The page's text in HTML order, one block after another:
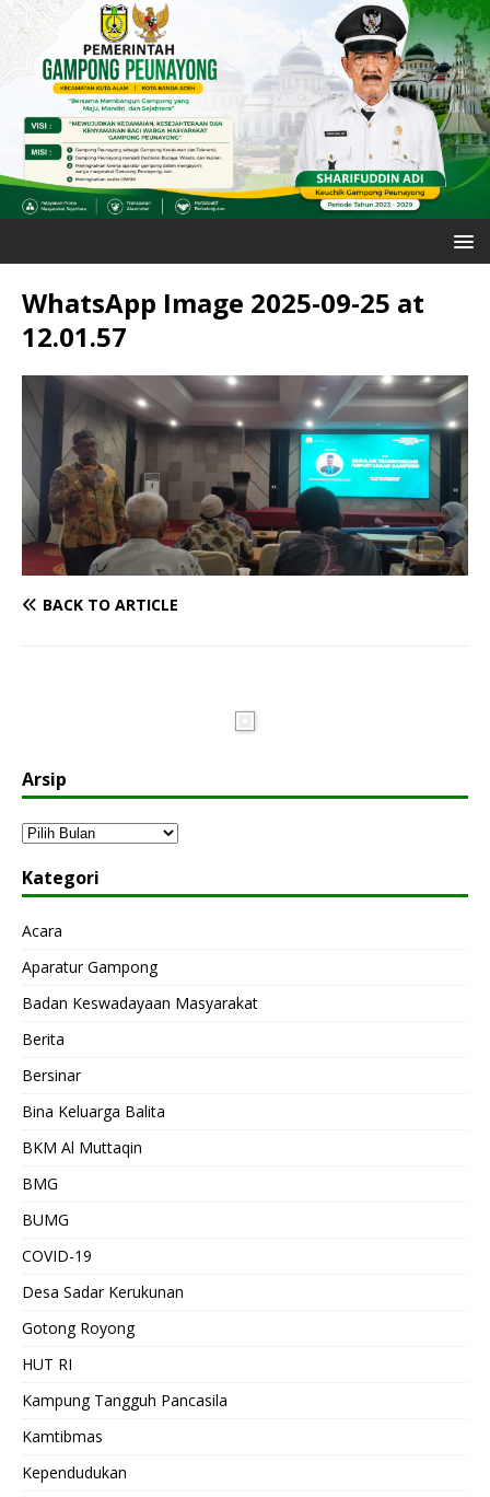
WhatsApp Image 2025-09-25 at
12.01.57
BACK TO ARTICLE
Arsip
Kategori
Acara
Aparatur Gampong
Badan Keswadayaan Masyarakat
Berita
Bersinar
Bina Keluarga Balita
BKM Al Muttaqin
BMG
BUMG
COVID-19
Desa Sadar Kerukunan
Gotong Royong
HUT RI
Kampung Tangguh Pancasila
Kamtibmas
Kependudukan